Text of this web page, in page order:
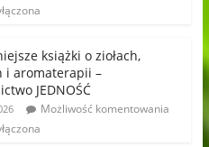
książki o ziołach,
i aromaterapii –
JEDNOŚĆ
Możliwość komentowania